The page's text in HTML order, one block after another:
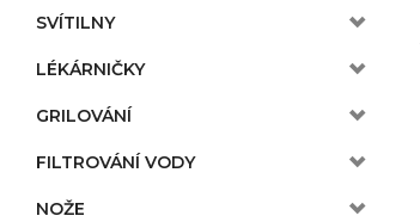
SVÍTILNY
LÉKÁRNIČKY
GRILOVÁNÍ
FILTROVÁNÍ VODY
NOŽE